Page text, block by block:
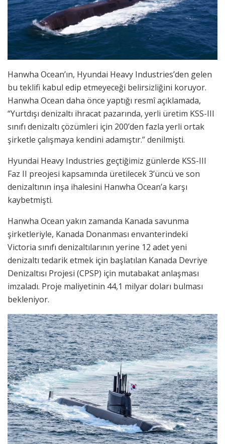
Hanwha Ocean’ın, Hyundai Heavy Industries’den gelen
bu teklifi kabul edip etmeyeceği belirsizliğini koruyor.
Hanwha Ocean daha önce yaptığı resmî açıklamada,
“Yurtdışı denizaltı ihracat pazarında, yerli üretim KSS-III
sınıfı denizaltı çözümleri için 200’den fazla yerli ortak
şirketle çalışmaya kendini adamıştır.” denilmişti.
Hyundai Heavy Industries geçtiğimiz günlerde KSS-III
Faz II preojesi kapsamında üretilecek 3’üncü ve son
denizaltının inşa ihalesini Hanwha Ocean’a karşı
kaybetmişti.
Hanwha Ocean yakın zamanda Kanada savunma
şirketleriyle, Kanada Donanması envanterindeki
Victoria sınıfı denizaltılarının yerine 12 adet yeni
denizaltı tedarik etmek için başlatılan Kanada Devriye
Denizaltısı Projesi (CPSP) için mutabakat anlaşması
imzaladı. Proje maliyetinin 44,1 milyar doları bulması
bekleniyor.